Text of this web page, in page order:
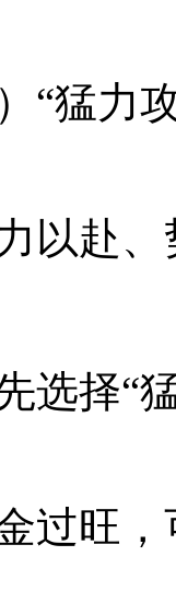
猛力
以赴
选择“
过旺，